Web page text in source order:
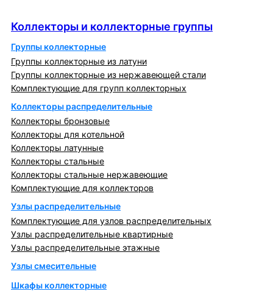
Коллекторы и коллекторные группы
Группы коллекторные
Группы коллекторные из латуни
Группы коллекторные из нержавеющей стали
Комплектующие для групп коллекторных
Коллекторы распределительные
Коллекторы бронзовые
Коллекторы для котельной
Коллекторы латунные
Коллекторы стальные
Коллекторы стальные нержавеющие
Комплектующие для коллекторов
Узлы распределительные
Комплектующие для узлов распределительных
Узлы распределительные квартирные
Узлы распределительные этажные
Узлы смесительные
Шкафы коллекторные